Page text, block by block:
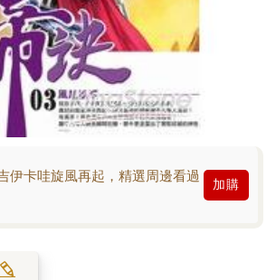
伊卡哇旋風再起，精選周邊看過
加購